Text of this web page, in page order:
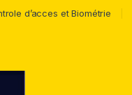
d’acces et Biométrie